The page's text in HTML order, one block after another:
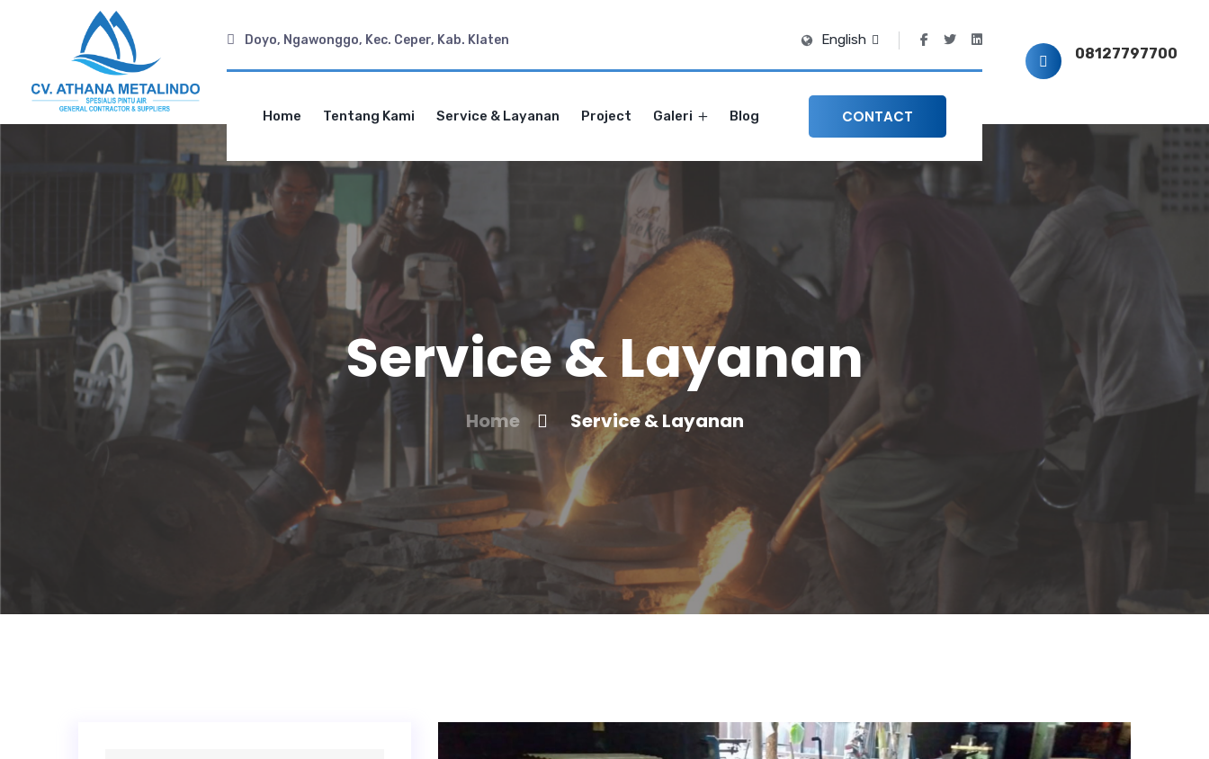
Doyo, Ngawonggo, Kec. Ceper, Kab. Klaten English
Home Tentang Kami Service & Layanan Project Galeri Blog CONTACT
08127797700
Service & Layanan
Home Service & Layanan